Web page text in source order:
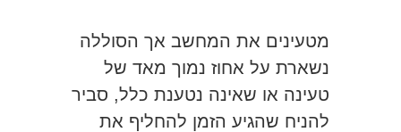
מטעינים את המחשב אך הסוללה
נשארת על אחוז נמוך מאד של
טעינה או שאינה נטענת כלל, סביר
להניח שהגיע הזמן להחליף את